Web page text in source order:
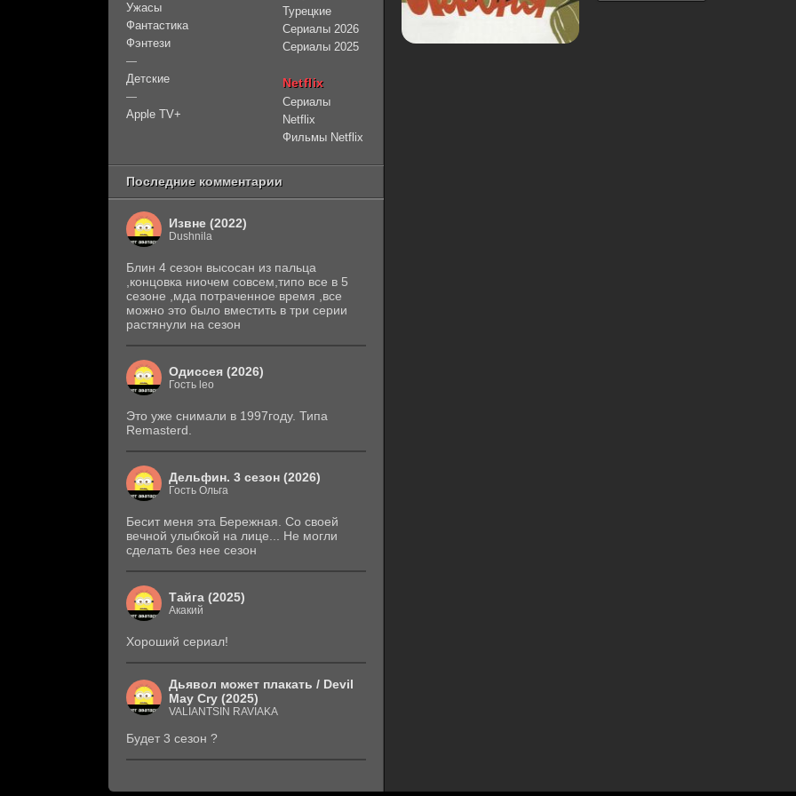
Ужасы
Фантастика
Фэнтези
—
Детские
—
Apple TV+
Турецкие
Сериалы 2026
Сериалы 2025
Netflix
Сериалы
Netflix
Фильмы Netflix
Последние комментарии
Извне (2022)
Dushnila
Блин 4 сезон высосан из пальца
,концовка ниочем совсем,типо все в 5
сезоне ,мда потраченное время ,все
можно это было вместить в три серии
растянули на сезон
Одиссея (2026)
Гость leo
Это уже снимали в 1997году. Типа
Remasterd.
Дельфин. 3 сезон (2026)
Гость Ольга
Бесит меня эта Бережная. Со своей
вечной улыбкой на лице... Не могли
сделать без нее сезон
Тайга (2025)
Акакий
Хороший сериал!
Дьявол может плакать / Devil
May Cry (2025)
VALIANTSIN RAVIAKA
Будет 3 сезон ?